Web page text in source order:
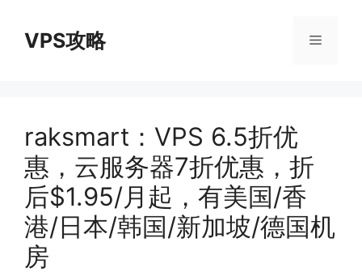
VPS攻略 菜
raksmart：VPS 6.5折优
惠，云服务器7折优惠，折
后$1.95/月起，有美国/香
港/日本/韩国/新加坡/德国机
房